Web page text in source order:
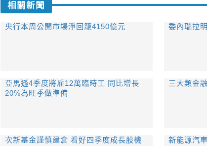
相關新聞
央行本周公開市場淨回籠4150億元 委內瑞拉
亞馬遜4季度將雇12萬臨時工 同比增長
20%為旺季做準備
三大類金
次新基金謹慎建倉 看好四季度成長股機
新能源汽